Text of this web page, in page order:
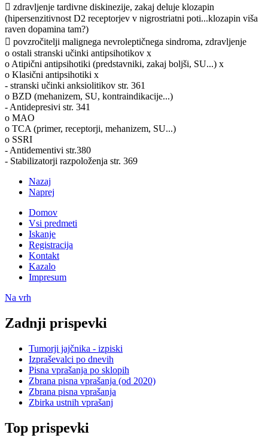
 zdravljenje tardivne diskinezije, zakaj deluje klozapin
(hipersenzitivnost D2 receptorjev v nigrostriatni poti...klozapin viša
raven dopamina tam?)
 povzročitelji malignega nevroleptičnega sindroma, zdravljenje
o ostali stranski učinki antipsihotikov x
o Atipični antipsihotiki (predstavniki, zakaj boljši, SU...) x
o Klasični antipsihotiki x
- stranski učinki anksiolitikov str. 361
o BZD (mehanizem, SU, kontraindikacije...)
- Antidepresivi str. 341
o MAO
o TCA (primer, receptorji, mehanizem, SU...)
o SSRI
- Antidementivi str.380
- Stabilizatorji razpoloženja str. 369
Nazaj
Naprej
Domov
Vsi predmeti
Iskanje
Registracija
Kontakt
Kazalo
Impresum
Na vrh
Zadnji prispevki
Tumorji jajčnika - izpiski
Izpraševalci po dnevih
Pisna vprašanja po sklopih
Zbrana pisna vprašanja (od 2020)
Zbrana pisna vprašanja
Zbirka ustnih vprašanj
Top prispevki